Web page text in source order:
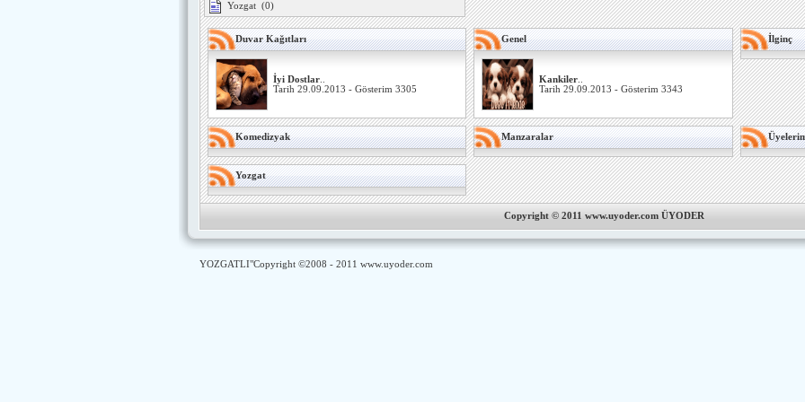
Yozgat (0)
Duvar Kağıtları
İyi Dostlar
Tarih 29.09.2013 - Gösterim 3305
Genel
Kankiler
Tarih 29.09.2013 - Gösterim 3343
İlginç
Komedizyak Manzaralar
Yozgat
Copyright © 2011 www.uyoder.com ÜYODER
YOZGATLI"Copyright ©2008 - 2011 www.uyoder.com